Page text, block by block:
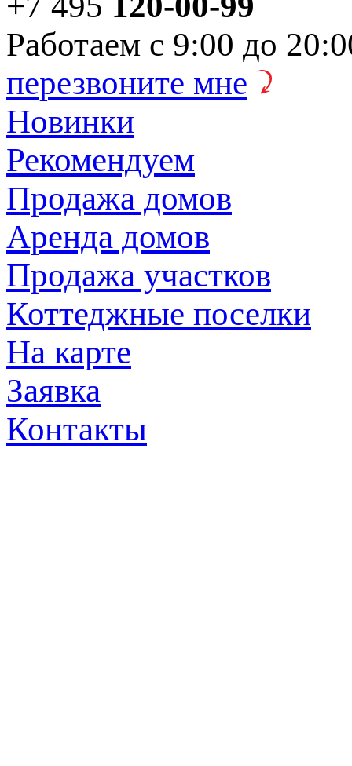
Работаем с 9:00 до
перезвоните мне
Новинки
Рекомендуем
Продажа домов
Аренда домов
Продажа участков
Коттеджные поселки
На карте
Заявка
Контакты